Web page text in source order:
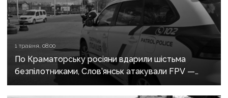
1 травня, 08:00
По Краматорську росіяни вдарили шістьма
безпілотниками, Слов’янськ атакували FPV —
росіяни не припиняють обстріли Донеччини